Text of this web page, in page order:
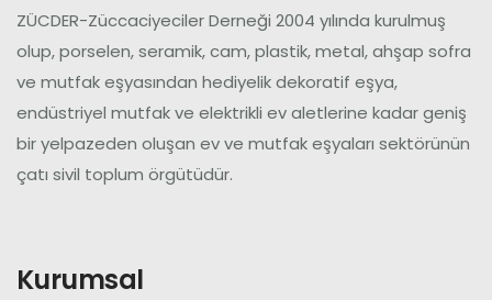
ZÜCDER-Züccaciyeciler Derneği 2004 yılında kurulmuş
olup, porselen, seramik, cam, plastik, metal, ahşap sofra
ve mutfak eşyasından hediyelik dekoratif eşya,
endüstriyel mutfak ve elektrikli ev aletlerine kadar geniş
bir yelpazeden oluşan ev ve mutfak eşyaları sektörünün
çatı sivil toplum örgütüdür.
Kurumsal